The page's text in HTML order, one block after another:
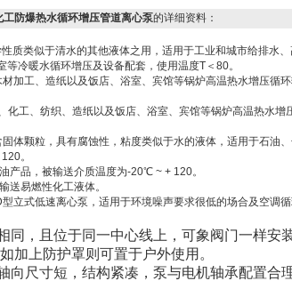
防爆热水循环增压管道离心泵的详细资料：
质类似于清水的其他液体之用，适用于工业和城市给排水
冷暖水循环增压及设备配套，使用温度T＜80。
加工、造纸以及饭店、浴室、宾馆等锅炉高温热水增压循
化工、纺织、造纸以及饭店、浴室、宾馆等锅炉高温热水增
体颗粒，具有腐蚀性，粘度类似于水的液体，适用于石油
。
产品，被输送介质温度为-20℃ ~ + 120。
送易燃性化工液体。
立式低速离心泵，适用于环境噪声要求很低的场合及空调
，且位于同一中心线上，可象阀门一样安
加上防护罩则可置于户外使用。
尺寸短，结构紧凑，泵与电机轴承配置合